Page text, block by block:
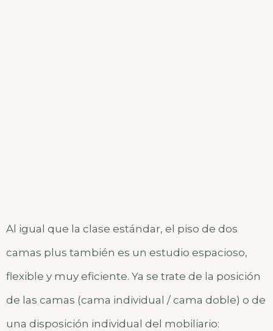
Al igual que la clase estándar, el piso de dos
camas plus también es un estudio espacioso,
flexible y muy eficiente. Ya se trate de la posición
de las camas (cama individual / cama doble) o de
una disposición individual del mobiliario: